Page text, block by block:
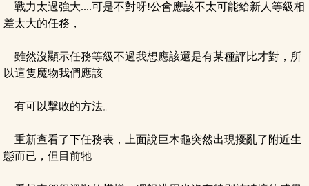
戰力太過強大....可是不對呀!公會應該不太可能給新人等級相
差太大的任務，
雖然沒顯示任務等級不過我想應該還是有某種評比才對，所
以這隻魔物我們應該
有可以擊敗的方法。
重新查看了下任務表，上面說巨木龜突然出現擾亂了附近生
態而已，但目前牠